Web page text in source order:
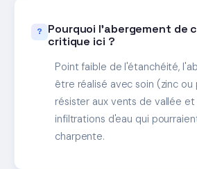
Pourquoi l'abergement de
critique ici ?
Point faible de l'étanchéité,
être réalisé avec soin (zinc
résister aux vents de vallée
infiltrations d'eau qui
charpente.